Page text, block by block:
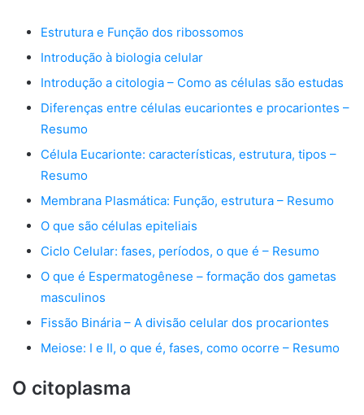
Estrutura e Função dos ribossomos
Introdução à biologia celular
Introdução a citologia – Como as células são estudas
Diferenças entre células eucariontes e procariontes –
Resumo
Célula Eucarionte: características, estrutura, tipos –
Resumo
Membrana Plasmática: Função, estrutura – Resumo
O que são células epiteliais
Ciclo Celular: fases, períodos, o que é – Resumo
O que é Espermatogênese – formação dos gametas
masculinos
Fissão Binária – A divisão celular dos procariontes
Meiose: I e II, o que é, fases, como ocorre – Resumo
O citoplasma